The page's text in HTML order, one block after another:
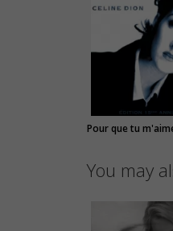
Pour que tu
You may